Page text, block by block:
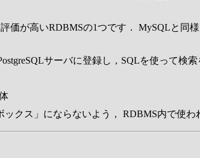
価が高いRDBMSの1つです． MySQLと同
サーバに登録し，SQLを使って検索
クス」にならないよう， RDBMS内で使